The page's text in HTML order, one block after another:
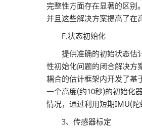
完整性方面存在显著的区别
并且这些解决方案提高了在
F.状态初始化
提供准确的初始状态估计
性初始化问题的闭合解决方
耦合的估计框架内开发了基
一个高度(约10秒)的初始化
情况，通过利用短期IMU(陀
3、传感器标定